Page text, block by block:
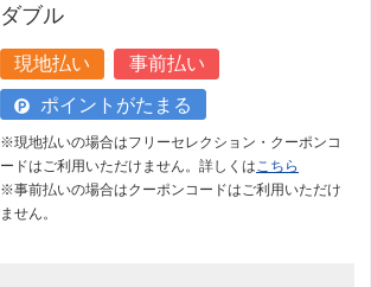
ダブル
現地払い
事前払い
ポイントがたまる
※現地払いの場合はフリーセレクション・クーポンコ
ードはご利用いただけません。詳しくはこちら
※事前払いの場合はクーポンコードはご利用いただけ
ません。